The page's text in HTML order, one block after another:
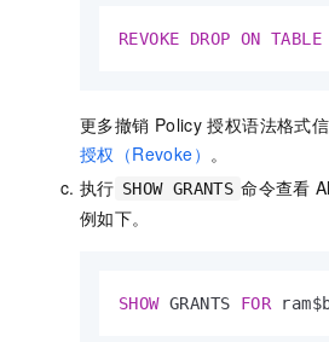
REVOKE DROP ON TABLE
更多撤销 Policy 授权语法格式
授权（Revoke） 。
执行 SHOW GRANTS 命令查看
例如下。
SHOW GRANTS FOR